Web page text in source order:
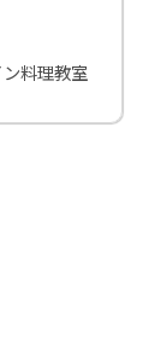
料理教室